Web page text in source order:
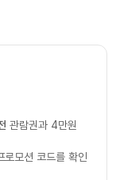
관람권과 4만원
로모션 코드를 확인